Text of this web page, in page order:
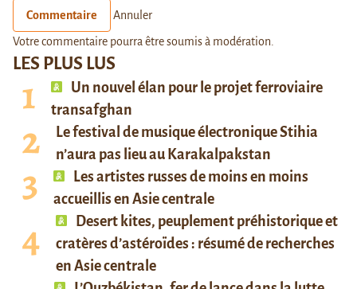
LES PLUS LUS
Un nouvel élan pour le projet ferroviaire
transafghan
Le festival de musique électronique Stihia
n’aura pas lieu au Karakalpakstan
Les artistes russes de moins en moins
accueillis en Asie centrale
Desert kites, peuplement préhistorique et
cratères d’astéroïdes : résumé de recherches
en Asie centrale
Commentaire Annuler
Votre commentaire pourra être soumis à modération.